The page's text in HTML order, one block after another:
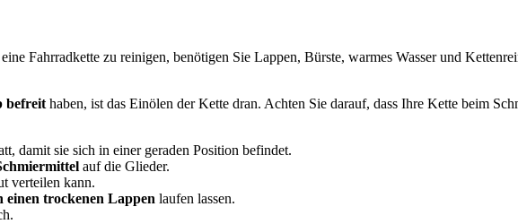
Fahrradkette zu reinigen, benötigen Sie Lappen, Bürste, warmes Wasser und
befreit haben, ist das Einölen der Kette dran. Achten Sie darauf, dass Ihre Kette beim
damit sie sich in einer geraden Position befindet.
auf die Glieder.
verteilen kann.
einen trockenen Lappen laufen lassen.